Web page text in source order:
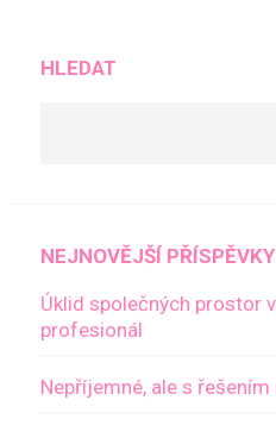
HLEDAT
NEJNOVĚJŠÍ PŘÍSPĚVKY
Úklid společných prostor
profesionál
Nepříjemné, ale s řešením